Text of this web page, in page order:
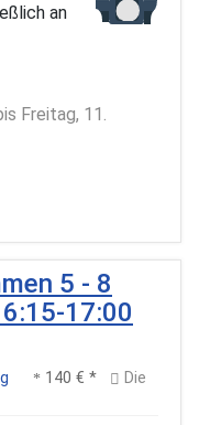
an
Freitag, 11.
5 - 8
17:00
140 € *
Die